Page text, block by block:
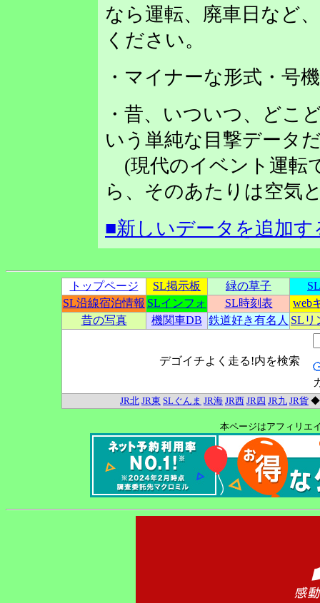
なら運転、廃車日など
ください。
・マイナーな形式・号
・昔、いついつ、どこ
いう単純な目撃データ
(現代のイベント運転
ら、そのあたりは空気
■新しいデータを追加す
トップページ SL掲示板 緑の草子
SL沿線宿泊情報 SLインフォ SL時刻表
web
昔の写真
機関車DB 鉄道好き有名人 SLリ
デゴイチよく走る!内を検索
JR北 JR東 SLぐんま JR海 JR西 JR四 JR九 JR貨
本ページはアフィリエ